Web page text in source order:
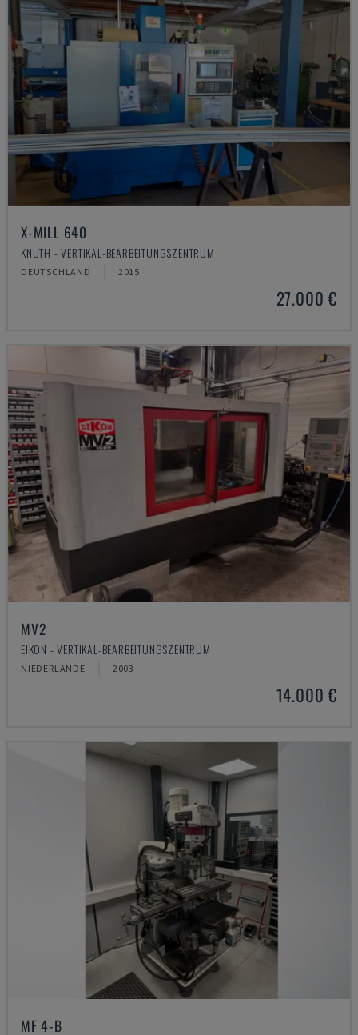
X-MILL 640
KNUTH - VERTIKAL-BEARBEITUNGSZENTRUM
DEUTSCHLAND 2015
27.000 €
MV2
EIKON - VERTIKAL-BEARBEITUNGSZENTRUM
NIEDERLANDE 2003
14.000 €
MF 4-B